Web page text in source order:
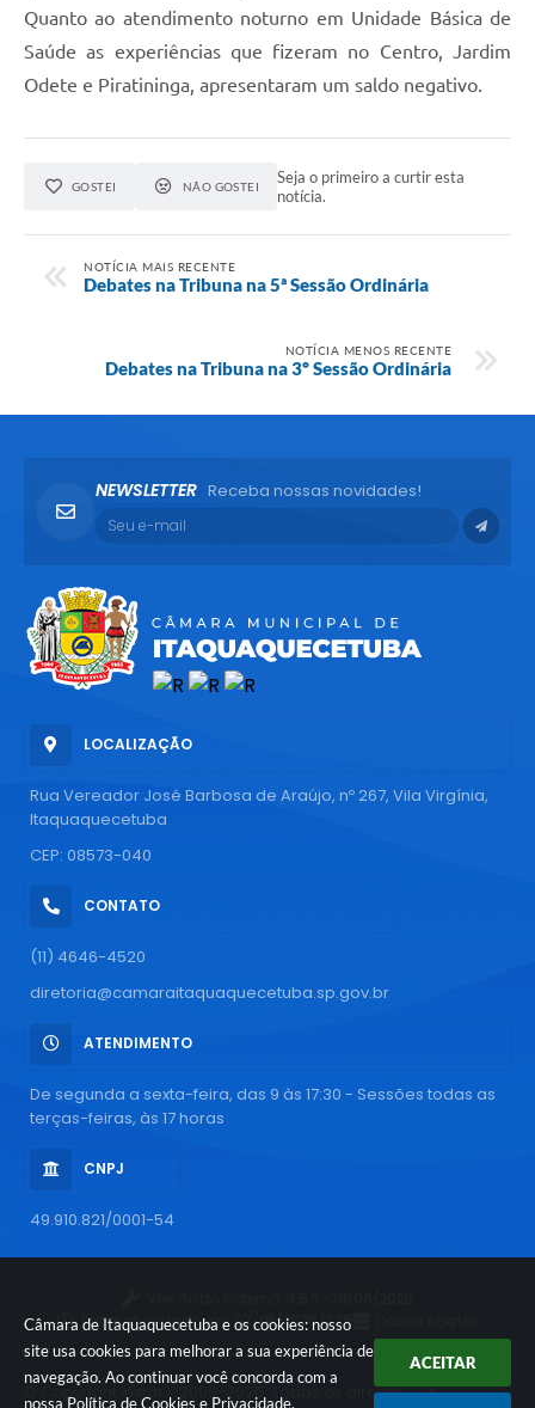
Câmara de Itaquaquecetuba e os cookies: nosso
site usa cookies para melhorar a sua experiência de
navegação. Ao continuar você concorda com a
nossa Política de Cookies e Privacidade.
ACEITAR
Quanto ao atendimento noturno em Unidade Básica de
Saúde as experiências que fizeram no Centro, Jardim
Odete e Piratininga, apresentaram um saldo negativo.
GOSTEI NÃO GOSTEI
Seja o primeiro a curtir esta
notícia.
NOTÍCIA MAIS RECENTE
Debates na Tribuna na 5ª Sessão Ordinária
NOTÍCIA MENOS RECENTE
Debates na Tribuna na 3º Sessão Ordinária
LOCALIZAÇÃO
Rua Vereador José Barbosa de Araújo, nº 267, Vila Virgínia,
Itaquaquecetuba
CEP: 08573-040
CONTATO
(11) 4646-4520
diretoria@camaraitaquaquecetuba.sp.gov.br
ATENDIMENTO
De segunda a sexta-feira, das 9 às 17:30 - Sessões todas as
terças-feiras, às 17 horas
CNPJ
49.910.821/0001-54
NEWSLETTER Receba nossas novidades!
Portal atualizado em:07/08/2026 12:25
© Copyright Instar - 2006-2026. Todos os direitos